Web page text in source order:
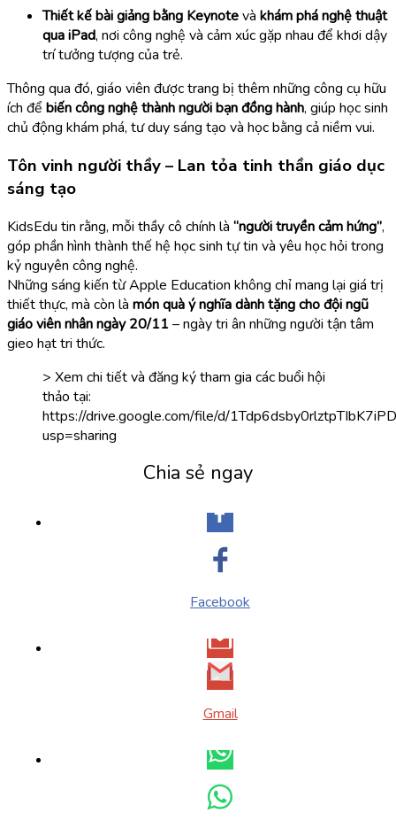
Thiết kế bài giảng bằng Keynotevà khám phá nghệ thuật
qua iPad, nơi công nghệ và cảm xúc gặp nhau để khơi dậy
trí tưởng tượng của trẻ.
Thông qua đó, giáo viên được trang bị thêm những công cụ hữu
ích để biến công nghệ thành người bạn đồng hành, giúp học sinh
chủ động khám phá, tư duy sáng tạo và học bằng cả niềm vui.
Tôn vinh người thầy – Lan tỏa tinh thần giáo dục
sáng tạo
KidsEdu tin rằng, mỗi thầy cô chính là “người truyền cảm hứng”,
góp phần hình thành thế hệ học sinh tự tin và yêu học hỏi trong
kỷ nguyên công nghệ.
Những sáng kiến từ Apple Education không chỉ mang lại giá trị
thiết thực, mà còn là món quà ý nghĩa dành tặng cho đội ngũ
giáo viên nhân ngày 20/11– ngày tri ân những người tận tâm
gieo hạt tri thức.
> Xem chi tiết và đăng ký tham gia các buổi hội
thảo tại:
https://drive.google.com/file/d/
usp=sharing
Chia sẻ ngay
Facebook
Gmail